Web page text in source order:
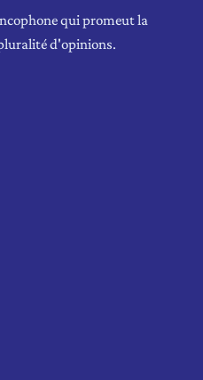
qui promeut la
d'opinions.